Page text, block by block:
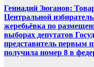
Геннадий Зюганов:
Центральной
жеребьёвка по
выборах депутатов
представитель первым
получила номер 8 в